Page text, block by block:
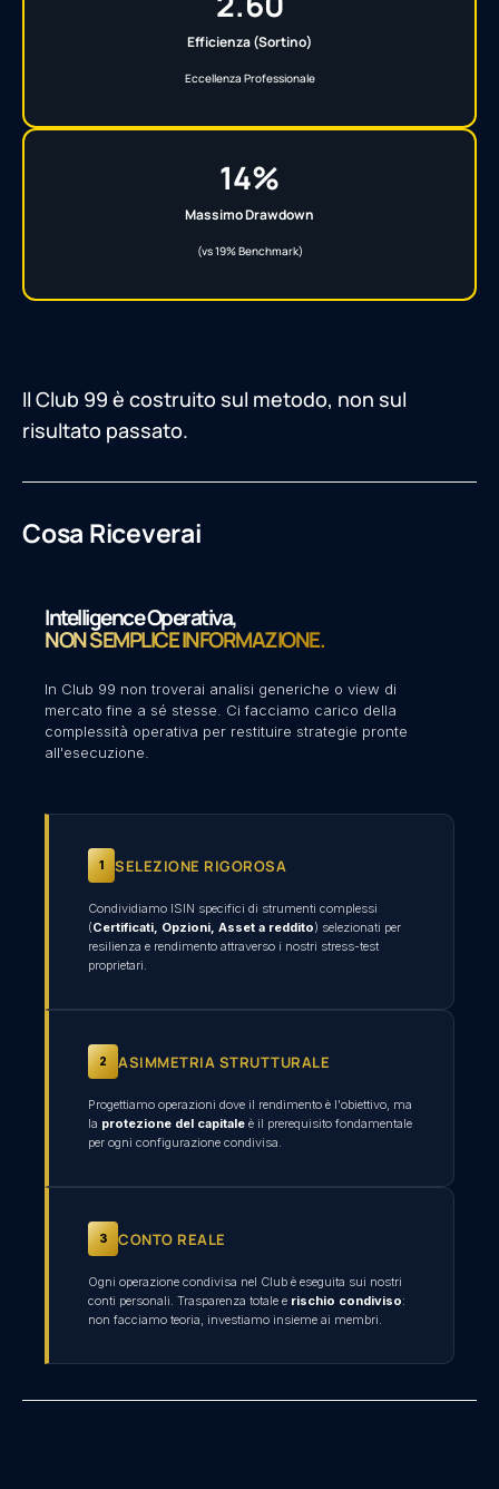
Efficienza (Sortino)
Eccellenza Professionale
14%
Massimo Drawdown
(vs 19% Benchmark)
Il Club 99 è costruito sul metodo, non sul
risultato passato.
Cosa Riceverai
Intelligence Operativa,
NON SEMPLICE INFORMAZIONE.
In Club 99 non troverai analisi generiche o view di
mercato fine a sé stesse. Ci facciamo carico della
complessità operativa per restituire strategie pronte
all'esecuzione.
1 SELEZIONE RIGOROSA
Condividiamo ISIN specifici di strumenti complessi
(Certificati, Opzioni, Asset a reddito) selezionati per
resilienza e rendimento attraverso i nostri stress-test
proprietari.
2 ASIMMETRIA STRUTTURALE
Progettiamo operazioni dove il rendimento è l'obiettivo, ma
la protezione del capitale è il prerequisito fondamentale
per ogni configurazione condivisa.
3 CONTO REALE
Ogni operazione condivisa nel Club è eseguita sui nostri
conti personali. Trasparenza totale e rischio condiviso:
non facciamo teoria, investiamo insieme ai membri.